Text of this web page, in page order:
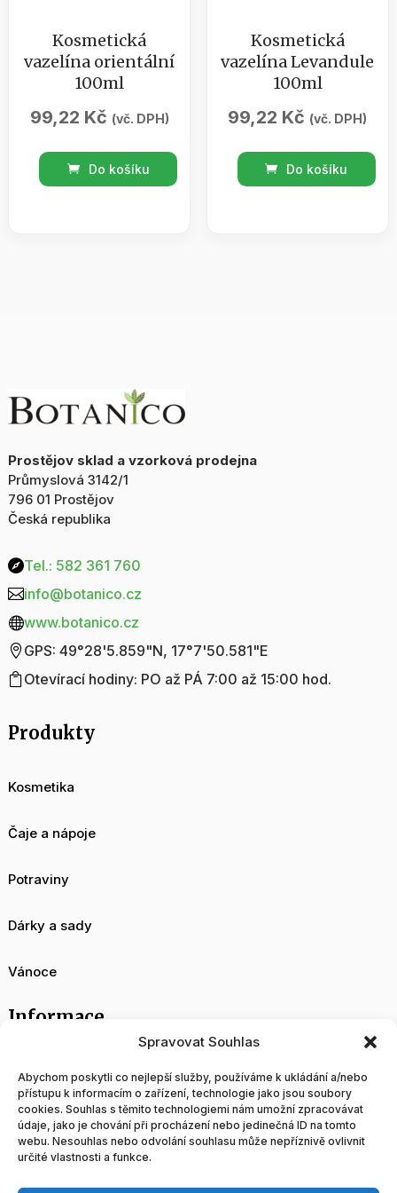
Spravovat Souhlas
Abychom poskytli co nejlepší služby, používáme k ukládání a/nebo
přístupu k informacím o zařízení, technologie jako jsou soubory
cookies. Souhlas s těmito technologiemi nám umožní zpracovávat
údaje, jako je chování při procházení nebo jedinečná ID na tomto
webu. Nesouhlas nebo odvolání souhlasu může nepříznivě ovlivnit
určité vlastnosti a funkce.
Kosmetická
vazelína orientální
100ml
99,22 Kč (vč. DPH)
Kosmetická
vazelína
Do košíku
Kosmetická
vazelína Levandule
100ml
99,22 Kč (vč. DPH)
Kosmetická
vazelína
Do košíku
Prostějov sklad a vzorková prodejna
Průmyslová 3142/1
796 01 Prostějov
Česká republika
Tel.: 582 361 760
info@botanico.cz
www.botanico.cz
GPS: 49°28'5.859"N, 17°7'50.581"E
Otevírací hodiny: PO až PÁ 7:00 až 15:00 hod.
Produkty
Kosmetika
Čaje a nápoje
Potraviny
Dárky a sady
Vánoce
Informace
O nás
Velkoobchod
Blog